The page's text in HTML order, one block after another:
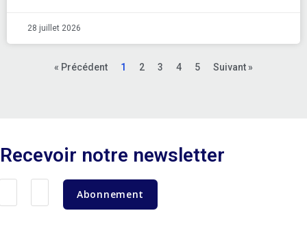
28 juillet 2026
« Précédent 1 2 3 4 5 Suivant »
Recevoir notre newsletter
Abonnement